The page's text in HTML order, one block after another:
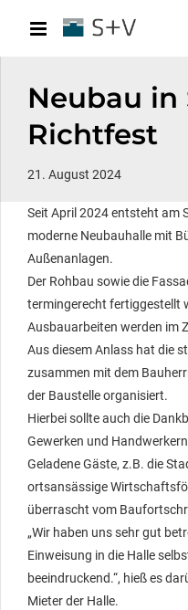
Neubau in
Richtfest
21. August 2024
Seit April 2024 entsteht am
moderne Neubauhalle mit
Außenanlagen.
Der Rohbau sowie die
termingerecht fertiggestellt
Ausbauarbeiten werden im
Aus diesem Anlass hat die
zusammen mit dem
der Baustelle organisiert.
Hierbei sollte auch die
Gewerken und
Geladene Gäste, z.B. die
ortsansässige
überrascht vom
„Wir haben uns sehr gut
Einweisung in die Halle
beeindruckend.“, hieß es
Mieter der Halle.